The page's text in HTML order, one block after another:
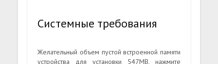
Системные требования
Желательный объем пустой встроенной памяти
устройства для установки 547MB, нажмите